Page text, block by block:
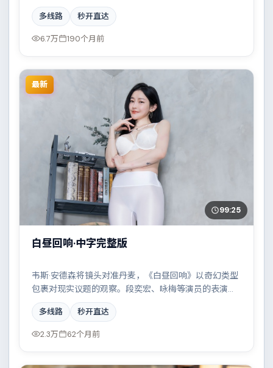
两条时间线交错推进，真相直至最后一刻揭晓。配乐与
摄影风格统一，具备院线质感。
多线路 秒开直达
6.7万 190个月前
最新
99:25
白昼回响·中字完整版
韦斯·安德森将镜头对准丹麦，《白昼回响》以奇幻类型
包裹对现实议题的观察。段奕宏、咏梅等演员的表演层
次丰富，雨夜、旧楼与一封未寄出的信构成叙事起点。
全片在类型元素与人文关怀之间取得平衡。
多线路 秒开直达
2.3万 62个月前